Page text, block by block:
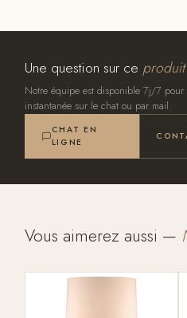
Une question sur ce produit
Notre équipe est disponible 7j/7 pour
instantanée sur le chat ou par mail.
CHAT EN
LIGNE
Vous aimerez aussi —